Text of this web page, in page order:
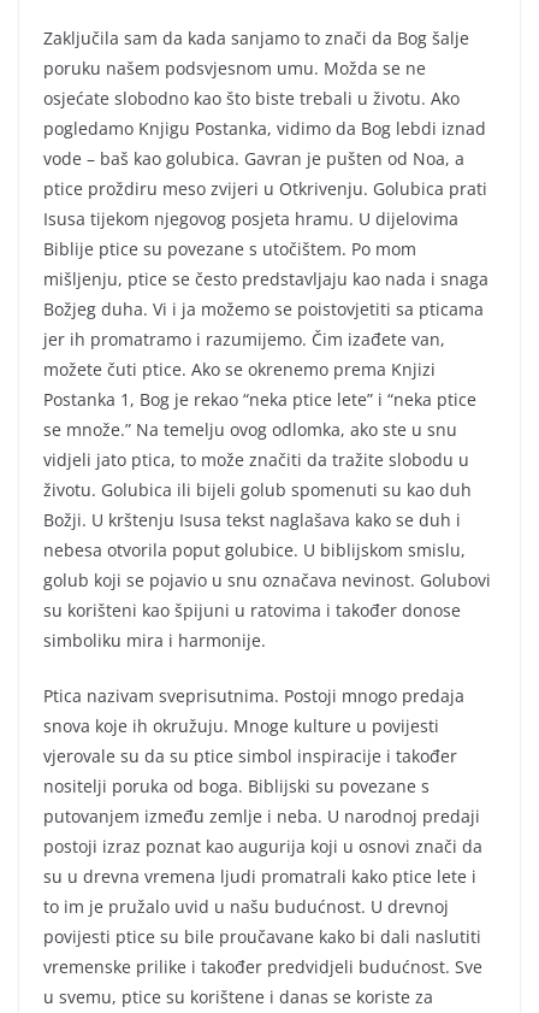
Zaključila sam da kada sanjamo to znači da Bog šalje
poruku našem podsvjesnom umu. Možda se ne
osjećate slobodno kao što biste trebali u životu. Ako
pogledamo Knjigu Postanka, vidimo da Bog lebdi iznad
vode – baš kao golubica. Gavran je pušten od Noa, a
ptice proždiru meso zvijeri u Otkrivenju. Golubica prati
Isusa tijekom njegovog posjeta hramu. U dijelovima
Biblije ptice su povezane s utočištem. Po mom
mišljenju, ptice se često predstavljaju kao nada i snaga
Božjeg duha. Vi i ja možemo se poistovjetiti sa pticama
jer ih promatramo i razumijemo. Čim izađete van,
možete čuti ptice. Ako se okrenemo prema Knjizi
Postanka 1, Bog je rekao “neka ptice lete” i “neka ptice
se množe.” Na temelju ovog odlomka, ako ste u snu
vidjeli jato ptica, to može značiti da tražite slobodu u
životu. Golubica ili bijeli golub spomenuti su kao duh
Božji. U krštenju Isusa tekst naglašava kako se duh i
nebesa otvorila poput golubice. U biblijskom smislu,
golub koji se pojavio u snu označava nevinost. Golubovi
su korišteni kao špijuni u ratovima i također donose
simboliku mira i harmonije.
Ptica nazivam sveprisutnima. Postoji mnogo predaja
snova koje ih okružuju. Mnoge kulture u povijesti
vjerovale su da su ptice simbol inspiracije i također
nositelji poruka od boga. Biblijski su povezane s
putovanjem između zemlje i neba. U narodnoj predaji
postoji izraz poznat kao augurija koji u osnovi znači da
su u drevna vremena ljudi promatrali kako ptice lete i
to im je pružalo uvid u našu budućnost. U drevnoj
povijesti ptice su bile proučavane kako bi dali naslutiti
vremenske prilike i također predvidjeli budućnost. Sve
u svemu, ptice su korištene i danas se koriste za